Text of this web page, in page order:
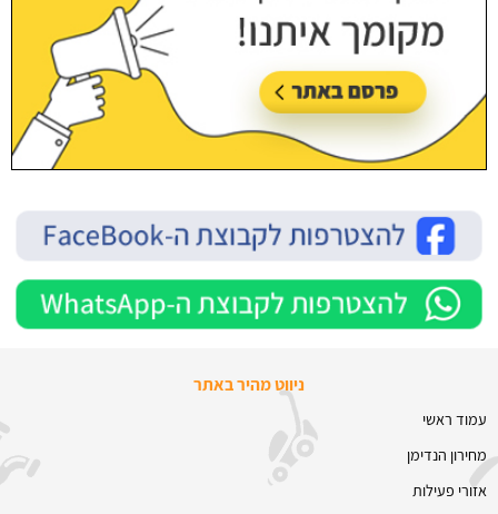
ניווט מהיר באתר
עמוד ראשי
מחירון הנדימן
אזורי פעילות